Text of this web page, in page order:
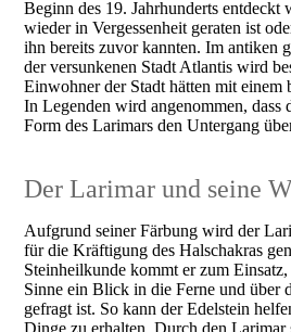
Beginn des 19. Jahrhunderts entdeckt
wieder in Vergessenheit geraten ist
ihn bereits zuvor kannten. Im antiken
der versunkenen Stadt Atlantis wird
Einwohner der Stadt hätten mit einem
In Legenden wird angenommen, dass
Form des Larimars den Untergang
Der Larimar und seine
Aufgrund seiner Färbung wird der
für die Kräftigung des Halschakras
Steinheilkunde kommt er zum
Sinne ein Blick in die Ferne und über
gefragt ist. So kann der Edelstein
Dinge zu erhalten. Durch den Larimar